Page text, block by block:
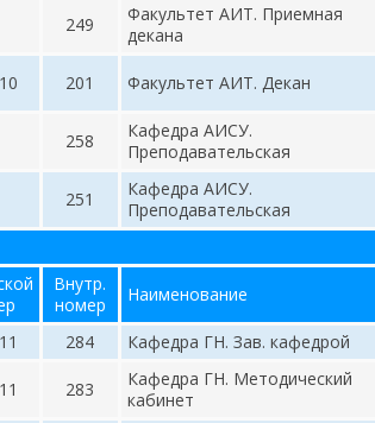
249
Факультет АИТ. Приемная
декана
201 Факультет АИТ. Декан
258
Кафедра АИСУ.
Преподавательская
251
Кафедра АИСУ.
Преподавательская
Внутр.
номер
Наименование
284 Кафедра ГН. Зав. кафедрой
283
Кафедра ГН. Методический
кабинет